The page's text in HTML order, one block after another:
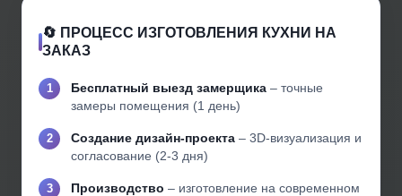
🔄 ПРОЦЕСС ИЗГОТОВЛЕНИЯ КУХНИ НА
ЗАКАЗ
Бесплатный выезд замерщика – точные
замеры помещения (1 день)
Создание дизайн-проекта – 3D-визуализация и
согласование (2-3 дня)
Производство – изготовление на современном